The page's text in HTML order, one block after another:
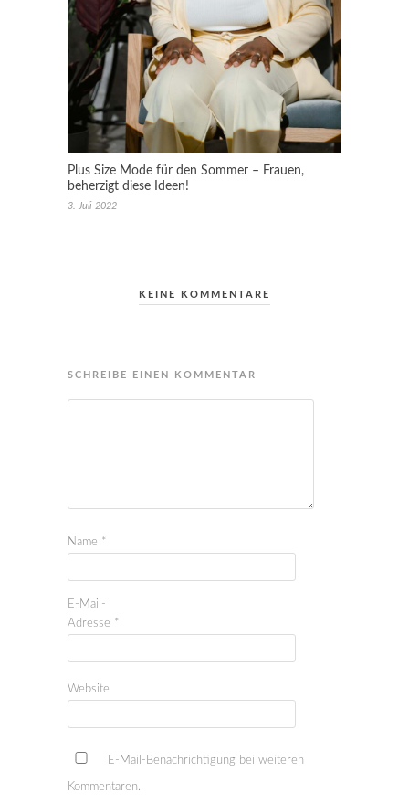
Plus Size Mode für den Sommer – Frauen,
beherzigt diese Ideen!
3. Juli 2022
KEINE KOMMENTARE
SCHREIBE EINEN KOMMENTAR
Name *
E-Mail-
Adresse *
Website
E-Mail-Benachrichtigung bei weiteren
Kommentaren.